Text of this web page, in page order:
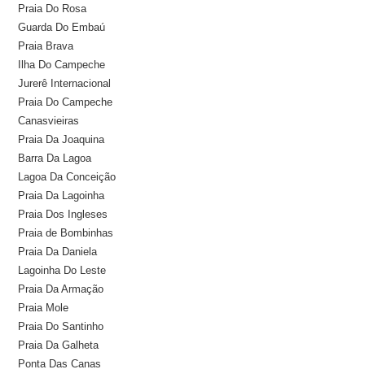
Praia Do Rosa
Guarda Do Embaú
Praia Brava
Ilha Do Campeche
Jurerê Internacional
Praia Do Campeche
Canasvieiras
Praia Da Joaquina
Barra Da Lagoa
Lagoa Da Conceição
Praia Da Lagoinha
Praia Dos Ingleses
Praia de Bombinhas
Praia Da Daniela
Lagoinha Do Leste
Praia Da Armação
Praia Mole
Praia Do Santinho
Praia Da Galheta
Ponta Das Canas